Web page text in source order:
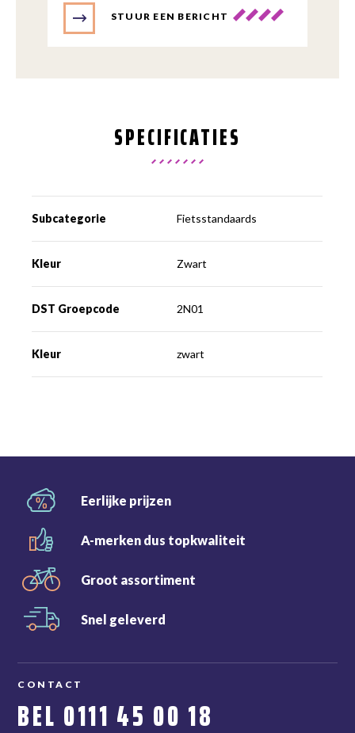
STUUR EEN BERICHT
SPECIFICATIES
Subcategorie Fietsstandaards
Kleur Zwart
DST Groepcode 2N01
Kleur zwart
Eerlijke prijzen
A-merken dus topkwaliteit
Groot assortiment
Snel geleverd
CONTACT
BEL 0111 45 00 18